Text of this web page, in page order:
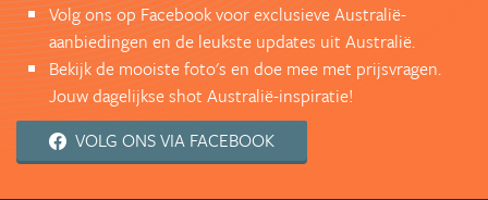
Volg ons op Facebook voor exclusieve Australië-
aanbiedingen en de leukste updates uit Australië.
Bekijk de mooiste foto's en doe mee met prijsvragen.
Jouw dagelijkse shot Australië-inspiratie!
VOLG ONS VIA FACEBOOK